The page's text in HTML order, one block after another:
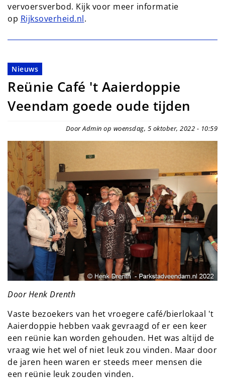
vervoersverbod. Kijk voor meer informatie
op Rijksoverheid.nl.
Nieuws
Reünie Café 't Aaierdoppie
Veendam goede oude tijden
Door Admin op woensdag, 5 oktober, 2022 - 10:59
Door Henk Drenth
Vaste bezoekers van het vroegere café/bierlokaal 't
Aaierdoppie hebben vaak gevraagd of er een keer
een reünie kan worden gehouden. Het was altijd de
vraag wie het wel of niet leuk zou vinden. Maar door
de jaren heen waren er steeds meer mensen die
een reünie leuk zouden vinden.